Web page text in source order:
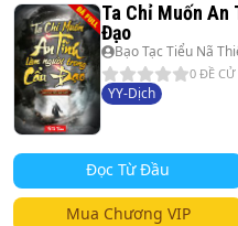
Ta Chỉ Muốn An
Đạo
Bạo Tạc Tiểu Nã
0 ĐỀ CỬ
YY-Dịch
Đọc Từ Đầu
Mua Chương VIP